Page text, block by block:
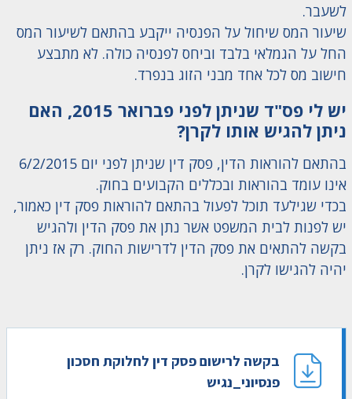
לשעבר.
שיעור המס שיחול על הפנסיה ייקבע בהתאם לשיעור המס
החל על הגמלאי בלבד וביחס לפנסיה כולה. לא מתבצע
חישוב מס לכל אחד מבני הזוג בנפרד.
יש לי פס"ד שניתן לפני פברואר 2015, האם
ניתן להגיש אותו לקרן?
בהתאם להוראות הדין, פסק דין שניתן לפני יום 6/2/2015
אינו עומד בהוראות ובכללים הקבועים בחוק.
בכדי שגילעד תוכל לפעול בהתאם להוראות פסק דין כאמור,
יש לפנות לבית המשפט אשר נתן את פסק הדין ולהגיש
בקשה להתאים את פסק הדין לדרישות החוק. רק אז ניתן
יהיה להגישו לקרן.
בקשה לרישום פסק דין לחלוקת חסכון
פנסיוני_נגיש